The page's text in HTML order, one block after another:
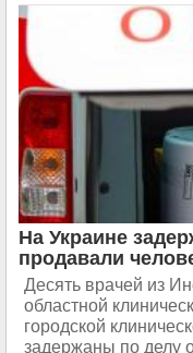
На Украине
продавали
Десять врачей из
областной
городской
задержаны по делу